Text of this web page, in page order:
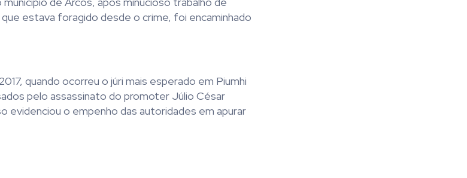
estava foragido desde o crime, foi encaminhado
quando ocorreu o júri mais esperado em Piumhi
pelo assassinato do promoter Júlio César
evidenciou o empenho das autoridades em apurar